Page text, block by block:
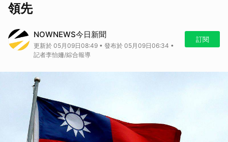
領先
NOWNEWS今日新聞
更新於 05月09日08:49 • 發布於 05月09日06:34 •
記者李怡姍/綜合報導
訂閱